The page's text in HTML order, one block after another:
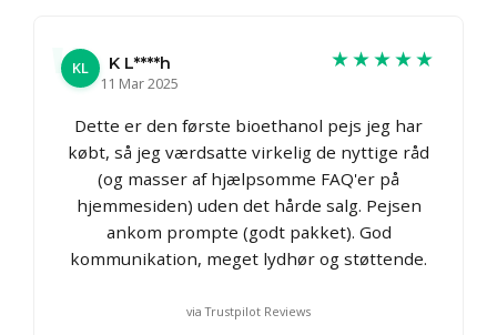
KL
K L****h
11 Mar 2025
★★★★★
Dette er den første bioethanol pejs jeg har
købt, så jeg værdsatte virkelig de nyttige råd
(og masser af hjælpsomme FAQ'er på
hjemmesiden) uden det hårde salg. Pejsen
ankom prompte (godt pakket). God
kommunikation, meget lydhør og støttende.
via Trustpilot Reviews